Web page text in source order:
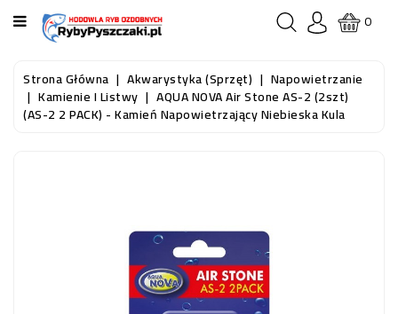
KATEGORIA
STRONA
GŁÓWNA
0
Strona Główna Akwarystyka (sprzęt) Napowietrzanie
Kamienie I Listwy AQUA NOVA Air Stone AS-2 (2szt)
(AS-2 2 PACK) - Kamień Napowietrzający Niebieska Kula